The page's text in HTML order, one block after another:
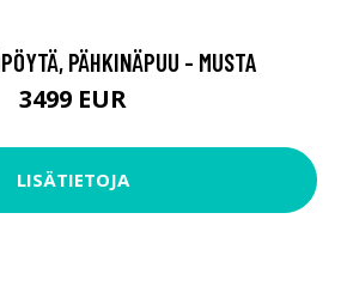
PÄHKINÄPUU - MUSTA
3499 EUR
LISÄTIETOJA